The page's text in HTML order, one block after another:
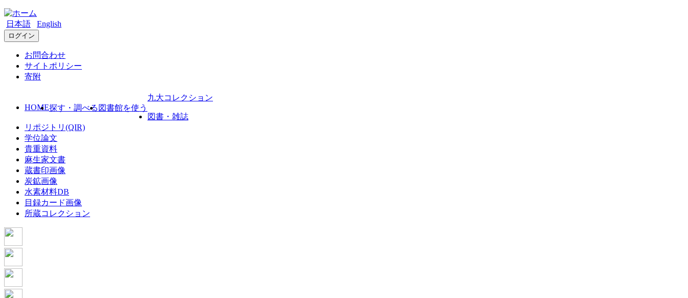
日本語 English
ログイン
お問合わせ
サイトポリシー
寄附
HOME探す・調べる 図書館を使う
九大コレクション
図書・雑誌
リポジトリ(QIR)
学位論文
貴重資料
麻生家文書
蔵書印画像
炭鉱画像
水素材料DB
目録カード画像
所蔵コレクション